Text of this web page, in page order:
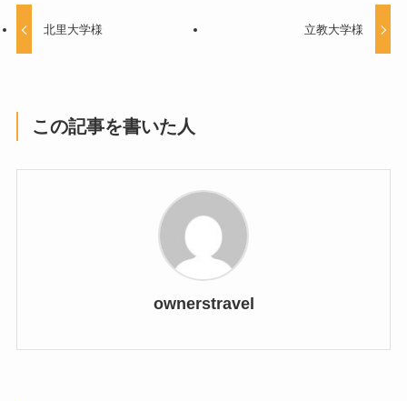
北里大学様 立教大学様
この記事を書いた人
ownerstravel